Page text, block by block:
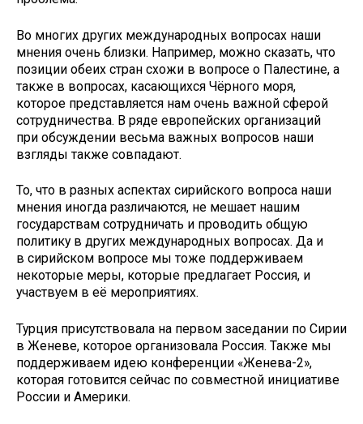
Во многих других международных вопросах наши
мнения очень близки. Например, можно сказать, что
позиции обеих стран схожи в вопросе о Палестине, а
также в вопросах, касающихся Чёрного моря,
которое представляется нам очень важной сферой
сотрудничества. В ряде европейских организаций
при обсуждении весьма важных вопросов наши
взгляды также совпадают.
То, что в разных аспектах сирийского вопроса наши
мнения иногда различаются, не мешает нашим
государствам сотрудничать и проводить общую
политику в других международных вопросах. Да и
в сирийском вопросе мы тоже поддерживаем
некоторые меры, которые предлагает Россия, и
участвуем в её мероприятиях.
Турция присутствовала на первом заседании по Сирии
в Женеве, которое организовала Россия. Также мы
поддерживаем идею конференции «Женева-2»,
которая готовится сейчас по совместной инициативе
России и Америки.